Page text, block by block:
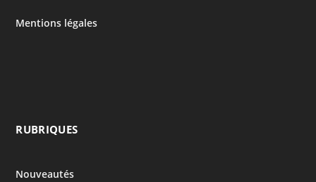
Mentions légales
RUBRIQUES
Nouveautés